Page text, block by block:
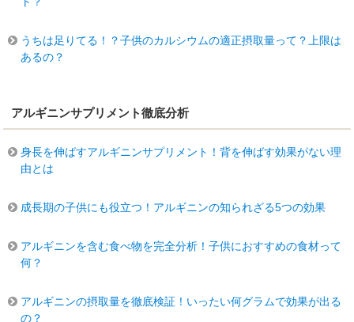
うちは足りてる！？子供のカルシウムの適正摂取量って？上限は
あるの？
アルギニンサプリメント徹底分析
身長を伸ばすアルギニンサプリメント！背を伸ばす効果がない理
由とは
成長期の子供にも役立つ！アルギニンの知られざる5つの効果
アルギニンを含む食べ物を完全分析！子供におすすめの食材って
何？
アルギニンの摂取量を徹底検証！いったい何グラムで効果が出る
の？